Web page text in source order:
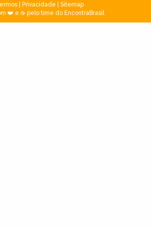
| Privacidade
Sitemap
❤️ e ☕ pelo time do EncontraBrasil